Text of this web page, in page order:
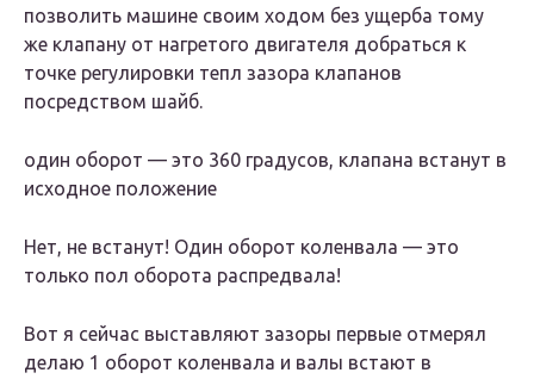
позволить машине своим ходом без ущерба тому
же клапану от нагретого двигателя добраться к
точке регулировки тепл зазора клапанов
посредством шайб.
один оборот — это 360 градусов, клапана встанут в
исходное положение
Нет, не встанут! Один оборот коленвала — это
только пол оборота распредвала!
Вот я сейчас выставляют зазоры первые отмерял
делаю 1 оборот коленвала и валы встают в